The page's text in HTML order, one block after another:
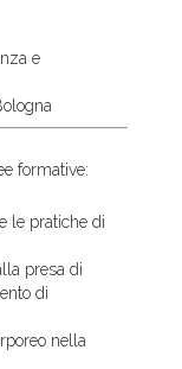
e
formative:
le pratiche di
presa di
di
nella